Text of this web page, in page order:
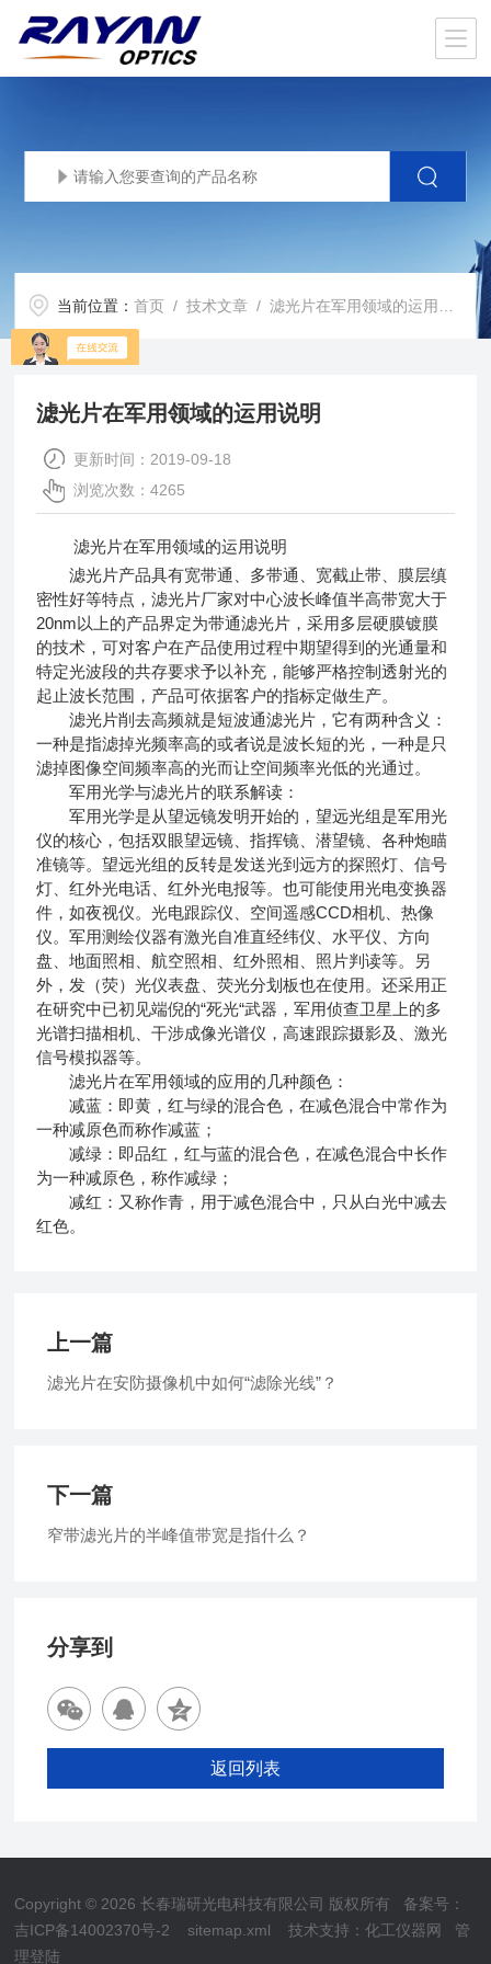
当前位置：首页 /技术文章 / 滤光片在军用领域的运用说明
滤光片在军用领域的运用说明
更新时间：2019-09-18
浏览次数：4265
滤光片在军用领域的运用说明
滤光片产品具有宽带通、多带通、宽截止带、膜层缜
密性好等特点，滤光片厂家对中心波长峰值半高带宽大于
20nm以上的产品界定为带通滤光片，采用多层硬膜镀膜
的技术，可对客户在产品使用过程中期望得到的光通量和
特定光波段的共存要求予以补充，能够严格控制透射光的
起止波长范围，产品可依据客户的指标定做生产。
滤光片削去高频就是短波通滤光片，它有两种含义：
一种是指滤掉光频率高的或者说是波长短的光，一种是只
滤掉图像空间频率高的光而让空间频率光低的光通过。
军用光学与滤光片的联系解读：
军用光学是从望远镜发明开始的，望远光组是军用光
仪的核心，包括双眼望远镜、指挥镜、潜望镜、各种炮瞄
准镜等。望远光组的反转是发送光到远方的探照灯、信号
灯、红外光电话、红外光电报等。也可能使用光电变换器
件，如夜视仪。光电跟踪仪、空间遥感CCD相机、热像
仪。军用测绘仪器有激光自准直经纬仪、水平仪、方向
盘、地面照相、航空照相、红外照相、照片判读等。另
外，发（荧）光仪表盘、荧光分划板也在使用。还采用正
在研究中已初见端倪的“死光“武器，军用侦查卫星上的多
光谱扫描相机、干涉成像光谱仪，高速跟踪摄影及、激光
信号模拟器等。
滤光片在军用领域的应用的几种颜色：
减蓝：即黄，红与绿的混合色，在减色混合中常作为
一种减原色而称作减蓝；
减绿：即品红，红与蓝的混合色，在减色混合中长作
为一种减原色，称作减绿；
减红：又称作青，用于减色混合中，只从白光中减去
红色。
上一篇
滤光片在安防摄像机中如何“滤除光线”？
下一篇
窄带滤光片的半峰值带宽是指什么？
分享到
返回列表
Copyright © 2026 长春瑞研光电科技有限公司 版权所有 备案号：
吉ICP备14002370号-2
sitemap.xml 技术支持：化工仪器网
管
理登陆